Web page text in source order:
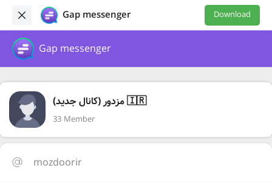
Gap messenger Download
Gap messenger
مزدور (کانال جدید) 🇮🇷
33 Member
mozdoorir